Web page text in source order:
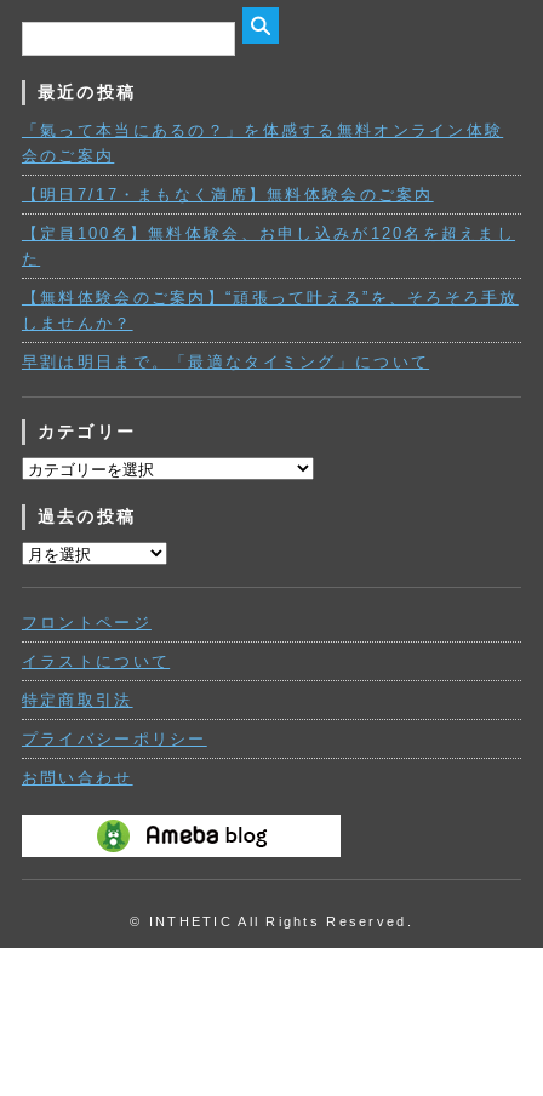
最近の投稿
「氣って本当にあるの？」を体感する無料オンライン体験
会のご案内
【明日7/17・まもなく満席】無料体験会のご案内
【定員100名】無料体験会、お申し込みが120名を超えまし
た
【無料体験会のご案内】“頑張って叶える”を、そろそろ手放
しませんか？
早割は明日まで。「最適なタイミング」について
カテゴリー
カ
ゴ
リ
ー
過去の投稿
過
投
稿
フロントページ
イラストについて
特定商取引法
プライバシーポリシー
お問い合わせ
© INTHETIC All Rights Reserved.